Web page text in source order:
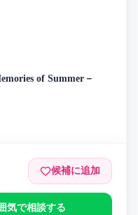
of Summer－
候補に追加
気で相談する